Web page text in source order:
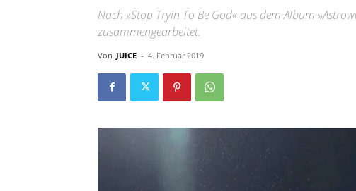
Nach »Stop Tryin To Be God« aus dem Album
zusammengearbeitet.
Von JUICE - 4. Februar 2019